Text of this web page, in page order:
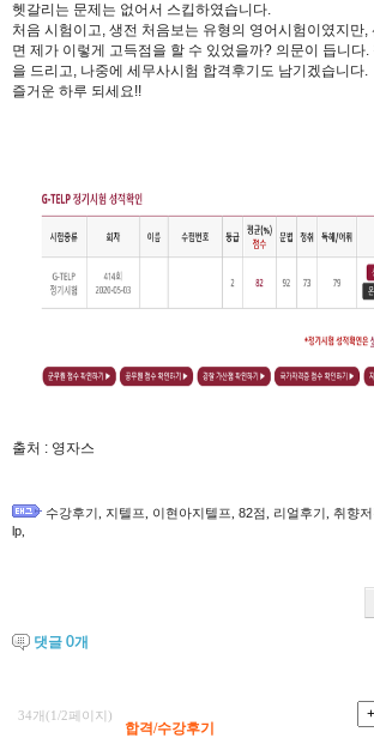
헷갈리는 문제는 없어서 스킵하였습니다.
처음 시험이고, 생전 처음보는 유형의 영어시험이였지만
면 제가 이렇게 고득점을 할 수 있었을까? 의문이 듭니다
을 드리고, 나중에 세무사시험 합격후기도 남기겠습니다.
즐거운 하루 되세요!!
출처 : 영자스
수강후기 지텔프 이현아지텔프 82점 리얼후기 취향
lp
댓글 0개
합격/수강후기
34개(1/2페이지)